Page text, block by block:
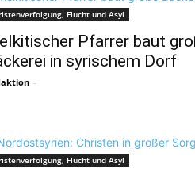
Flucht und Asyl
Pfarrer baut
in syrischem Dorf
-
Flucht und Asyl